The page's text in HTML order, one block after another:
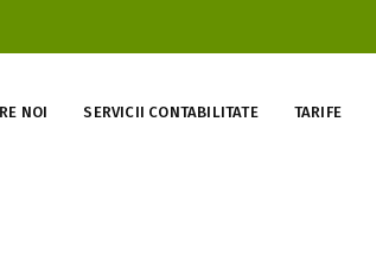
NOI SERVICII CONTABILITATE TARIFE